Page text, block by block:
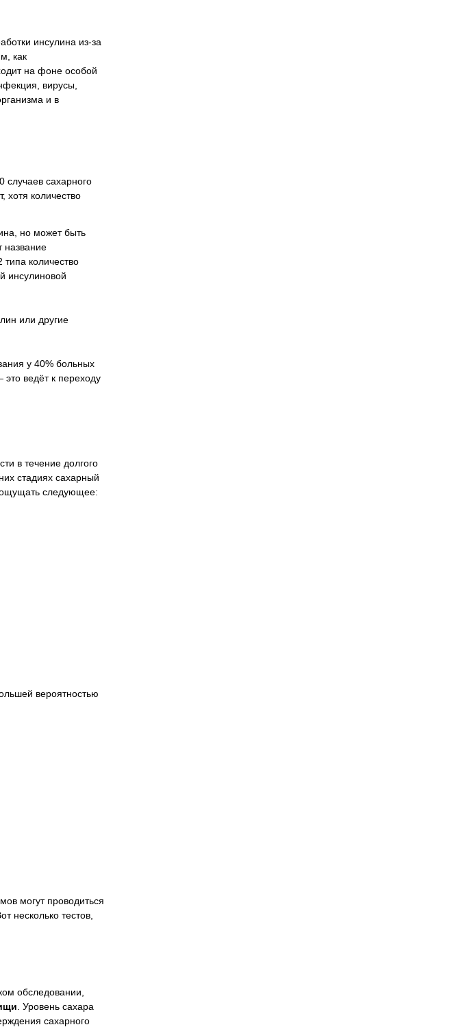
инсулина из-за
как
на фоне особой
вирусы,
и в
сахарного
хотя количество
но может быть
название
количество
инсулиновой
или другие
у 40% больных
это ведёт к переходу
в течение долгого
стадиях сахарный
ощущать следующее:
вероятностью
могут проводиться
несколько тестов,
обследовании,
. Уровень сахара
сахарного